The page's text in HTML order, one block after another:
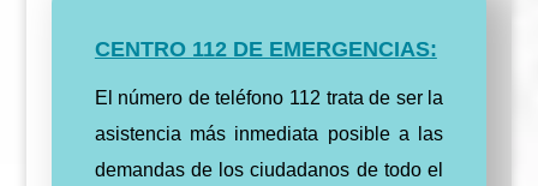
CENTRO 112 DE EMERGENCIAS:
El número de teléfono 112 trata de ser la
asistencia más inmediata posible a las
demandas de los ciudadanos de todo el